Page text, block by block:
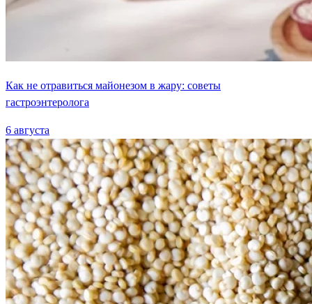
Как не отравиться майонезом в жару: советы
гастроэнтеролога
6 августа